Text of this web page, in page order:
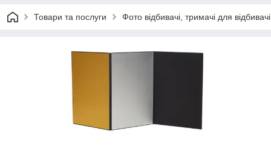
Товари та послуги Фото відбивачі, тримачі для